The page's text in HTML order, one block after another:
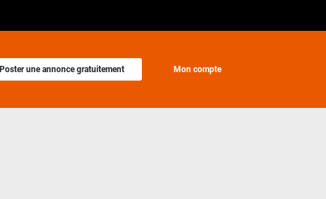
Poster une annonce gratuitement Mon compte